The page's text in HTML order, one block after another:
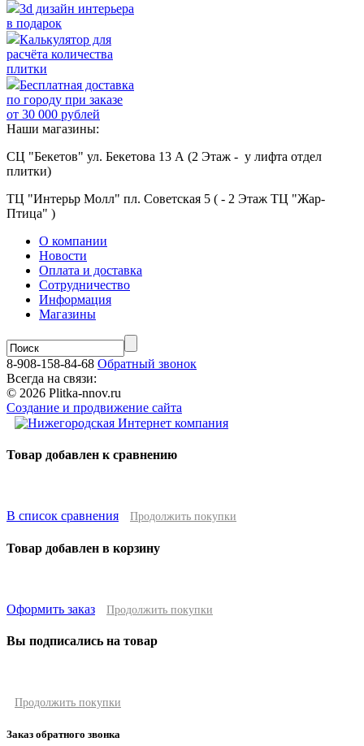
3d дизайн интерьера
в подарок
Калькулятор для
расчёта количества
плитки
Бесплатная доставка
по городу при заказе
от 30 000 рублей
Наши магазины:
СЦ "Бекетов" ул. Бекетова 13 А (2 Этаж - у лифта отдел
плитки)
ТЦ "Интерьр Молл" пл. Советская 5 ( - 2 Этаж ТЦ "Жар-
Птица" )
О компании
Новости
Оплата и доставка
Сотрудничество
Информация
Магазины
8-908-158-84-68 Обратный звонок
Всегда на связи:
© 2026 Plitka-nnov.ru
Создание и продвижение сайта
Товар добавлен к сравнению
В список сравнения Продолжить покупки
Товар добавлен в корзину
Оформить заказ Продолжить покупки
Вы подписались на товар
Продолжить покупки
Заказ обратного звонка